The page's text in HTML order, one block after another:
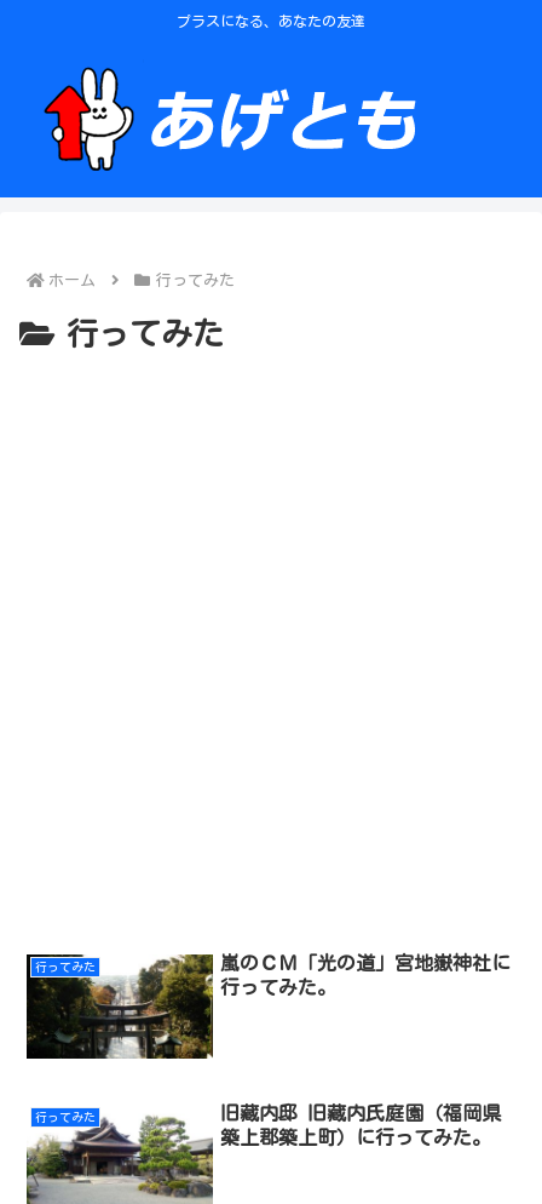
プラスになる、あなたの友達
ホーム 行ってみた
行ってみた
行ってみた
嵐のＣＭ「光の道」宮地嶽神社に
行ってみた。
行ってみた
旧藏内邸 旧藏内氏庭園（福岡県
築上郡築上町）に行ってみた。